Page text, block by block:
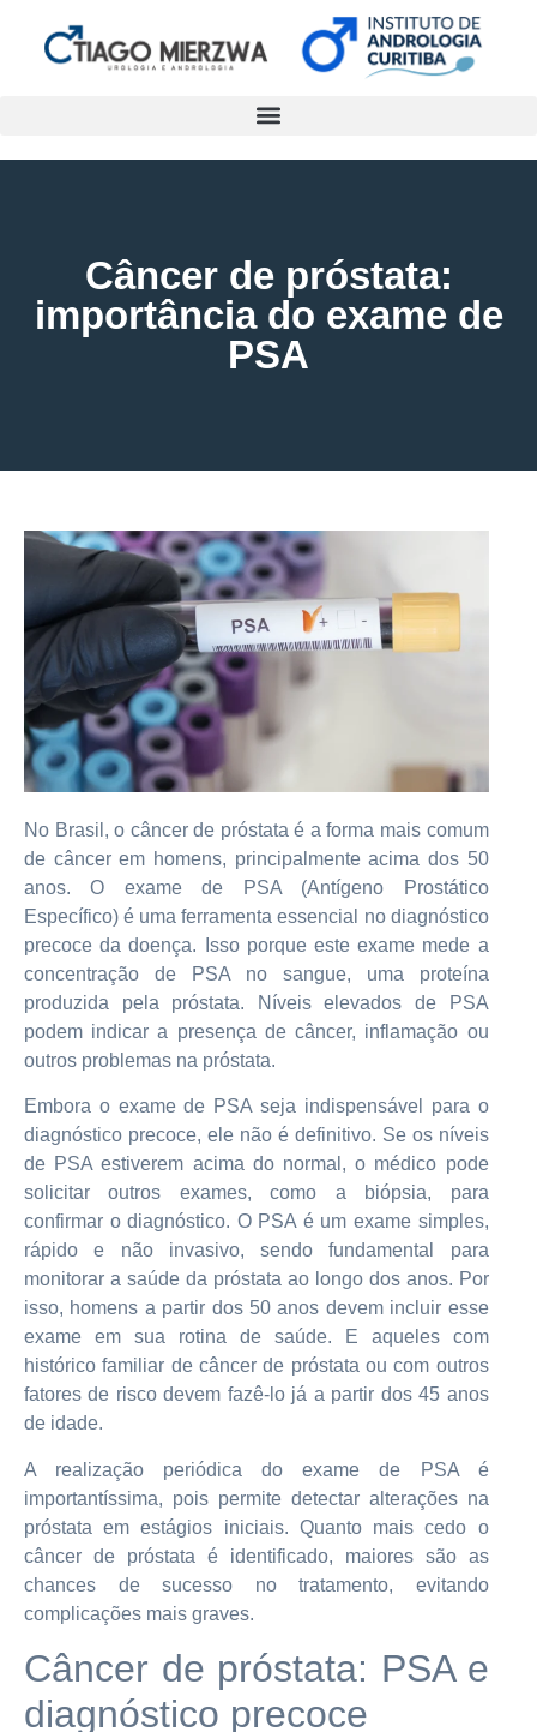
Câncer de próstata:
importância do exame de
PSA
No Brasil, o câncer de próstata é a forma mais comum
de câncer em homens, principalmente acima dos 50
anos. O exame de PSA (Antígeno Prostático
Específico) é uma ferramenta essencial no diagnóstico
precoce da doença. Isso porque este exame mede a
concentração de PSA no sangue, uma proteína
produzida pela próstata. Níveis elevados de PSA
podem indicar a presença de câncer, inflamação ou
outros problemas na próstata.
Embora o exame de PSA seja indispensável para o
diagnóstico precoce, ele não é definitivo. Se os níveis
de PSA estiverem acima do normal, o médico pode
solicitar outros exames, como a biópsia, para
confirmar o diagnóstico. O PSA é um exame simples,
rápido e não invasivo, sendo fundamental para
monitorar a saúde da próstata ao longo dos anos. Por
isso, homens a partir dos 50 anos devem incluir esse
exame em sua rotina de saúde. E aqueles com
histórico familiar de câncer de próstata ou com outros
fatores de risco devem fazê-lo já a partir dos 45 anos
de idade.
A realização periódica do exame de PSA é
importantíssima, pois permite detectar alterações na
próstata em estágios iniciais. Quanto mais cedo o
câncer de próstata é identificado, maiores são as
chances de sucesso no tratamento, evitando
complicações mais graves.
Câncer de próstata: PSA e
diagnóstico precoce